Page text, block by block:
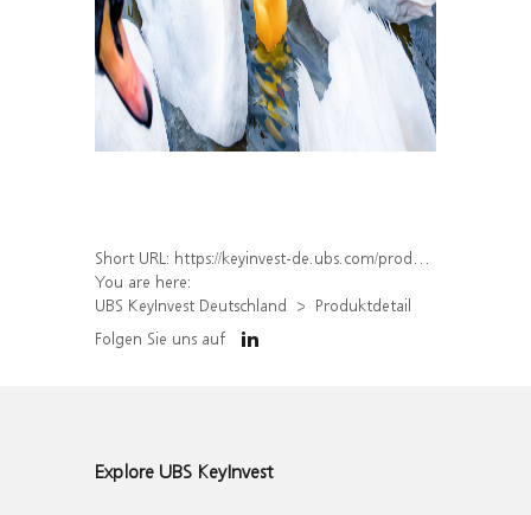
Short URL: https://keyinvest-de.ubs.com/produkt/detail/index/isin/DE000WA79526
You are here:
UBS KeyInvest Deutschland
Produktdetail
Folgen Sie uns auf
Explore UBS KeyInvest